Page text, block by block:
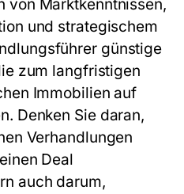
von Marktkenntnissen,
und strategischem
günstige
zum langfristigen
Immobilien auf
Denken Sie daran,
Verhandlungen
Deal
auch darum,